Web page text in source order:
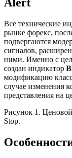
Все технические
рынке форекс,
подвергаются
сигналов,
ними. Именно с
создан индикатор
модификацию
случае изменения
представления на
Рисунок 1.
Stop.